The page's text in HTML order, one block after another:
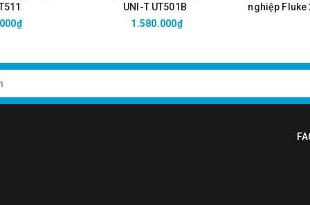
UNI-T UT501B
1.580.000₫
nghiệp Fluke